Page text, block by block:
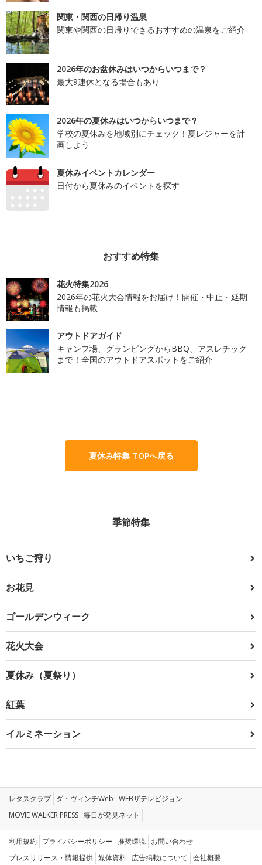
関東・関西の日帰り温泉
関東や関西の日帰りできるおすすめの温泉をご紹介
2026年のお盆休みはいつからいつまで？
最大9連休となる場合もあり
2026年の夏休みはいつからいつまで？
学校の夏休みを地域別にチェック！夏レジャーを計
画しよう
夏休みイベントカレンダー
日付から夏休みのイベントを探す
おすすめ特集
花火特集2026
2026年の花火大会情報をお届け！開催・中止・延期
情報も掲載
アウトドアガイド
キャンプ場、グランピングからBBQ、アスレチック
まで！全国のアウトドアスポットをご紹介
夏休み特集 TOPへ戻る
季節特集
いちご狩り
お花見
ゴールデンウィーク
花火大会
夏休み（夏祭り）
紅葉
イルミネーション
レタスクラブ ダ・ヴィンチWeb WEBザテレビジョン
MOVIE WALKER PRESS 毎日が発見ネット
利用規約 プライバシーポリシー 推奨環境 お問い合わせ
プレスリリース・情報提供 媒体資料 広告掲載について 会社概要